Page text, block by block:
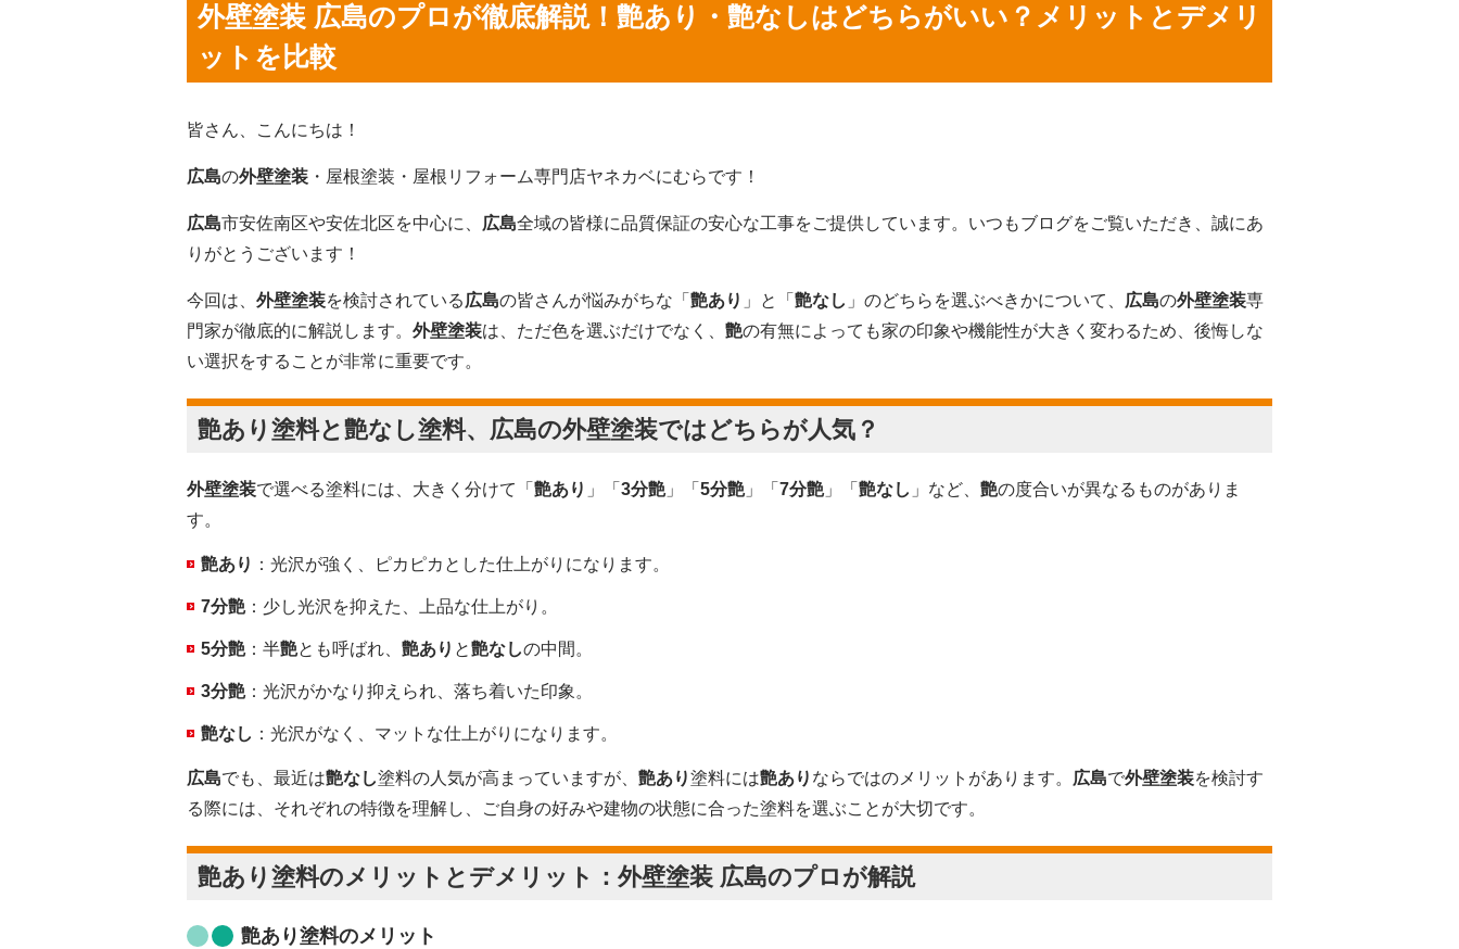
外壁塗装 広島のプロが徹底解説！ 艶あり・艶なしはどちらがいい？メリットとデメリ
ットを比較
皆さん、こんにちは！
広島の外壁塗装 ・屋根塗装・屋根リフォーム専門店ヤネカベにむらです！
広島市安佐南区や安佐北区を中心に、 広島全域の皆様に品質保証の安心な工事をご提供しています。いつもブログをご覧いただき、誠にあ
りがとうございます！
今回は、 外壁塗装を検討されている広島の皆さんが悩みがちな「 艶あり 」と「 艶なし 」のどちらを選ぶべきかについて、 広島の外壁塗装専
門家が徹底的に解説します。 外壁塗装は、ただ色を選ぶだけでなく、 艶の有無によっても家の印象や機能性が大きく変わるため、後悔しな
い選択をすることが非常に重要です。
艶あり 塗料と艶なし塗料、 広島の外壁塗装ではどちらが人気？
外壁塗装で選べる塗料には、大きく分けて「 艶あり 」「 3分艶」「 5分艶」「 7分艶」「 艶なし 」など、 艶の度合いが異なるものがありま
す。
艶あり ：光沢が強く、ピカピカとした仕上がりになります。
7分艶：少し光沢を抑えた、上品な仕上がり。
5分艶：半艶とも呼ばれ、 艶あり と艶なしの中間。
3分艶：光沢がかなり抑えられ、落ち着いた印象。
艶なし ：光沢がなく、マットな仕上がりになります。
広島でも、最近は艶なし塗料の人気が高まっていますが、 艶あり塗料には艶あり ならではのメリットがあります。 広島で外壁塗装を検討す
る際には、それぞれの特徴を理解し、ご自身の好みや建物の状態に合った塗料を選ぶことが大切です。
艶あり 塗料のメリットとデメリット： 外壁塗装 広島のプロが解説
艶あり塗料のメリット